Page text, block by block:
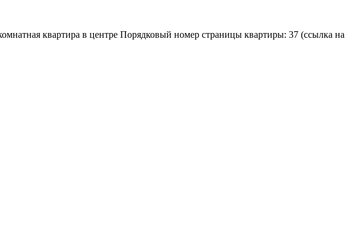
квартира в центре Порядковый номер страницы квартиры: 37 (ссылка на